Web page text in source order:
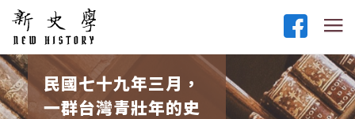
民國七十九年三月，
一群台灣青壯年的史